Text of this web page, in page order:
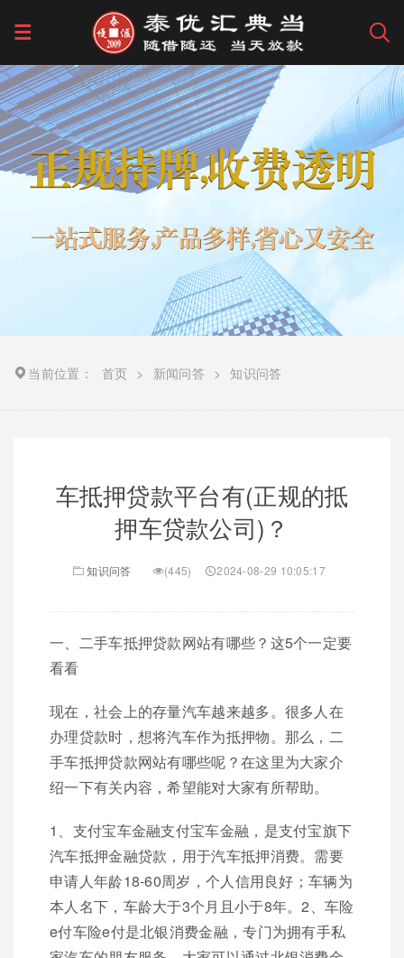
当前位置： 首页 > 新闻问答 > 知识问答
车抵押贷款平台有(正规的抵
押车贷款公司)？
知识问答 (445) 2024-08-29 10:05:17
一、二手车抵押贷款网站有哪些？这5个一定要
看看
现在，社会上的存量汽车越来越多。很多人在
办理贷款时，想将汽车作为抵押物。那么，二
手车抵押贷款网站有哪些呢？在这里为大家介
绍一下有关内容，希望能对大家有所帮助。
1、支付宝车金融支付宝车金融，是支付宝旗下
汽车抵押金融贷款，用于汽车抵押消费。需要
申请人年龄18-60周岁，个人信用良好；车辆为
本人名下，车龄大于3个月且小于8年。2、车险
e付车险e付是北银消费金融，专门为拥有手私